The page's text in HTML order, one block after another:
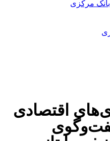
بانک مرکزی
اقتصادی